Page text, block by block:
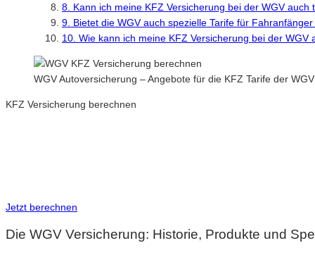
8. Kann ich meine KFZ Versicherung bei der WGV auch
9. Bietet die WGV auch spezielle Tarife für
10. Wie kann ich meine KFZ Versicherung bei der
WGV Autoversicherung – Angebote für die KFZ Tarife der
KFZ Versicherung berechnen
Jetzt berechnen
Die WGV Versicherung: Historie, Produkte und